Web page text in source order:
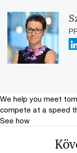
We help you meet
compete at a speed
See how